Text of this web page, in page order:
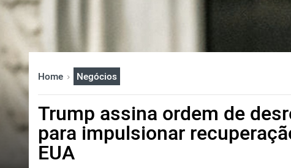
русский
한국어
العربية
ไทย
ქართული
Home Negócios
Trump assina ordem de
para impulsionar
EUA